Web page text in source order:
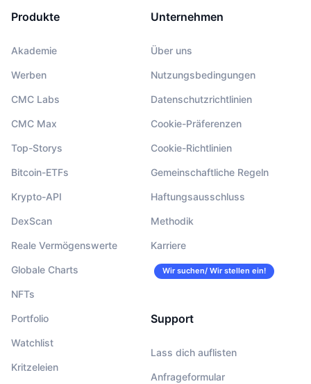
Produkte
Akademie
Werben
CMC Labs
CMC Max
Top-Storys
Bitcoin-ETFs
Krypto-API
DexScan
Reale Vermögenswerte
Globale Charts
NFTs
Portfolio
Watchlist
Kritzeleien
Unternehmen
Über uns
Nutzungsbedingungen
Datenschutzrichtlinien
Cookie-Präferenzen
Cookie-Richtlinien
Gemeinschaftliche Regeln
Haftungsausschluss
Methodik
Karriere
Wir suchen/ Wir stellen ein!
Support
Lass dich auflisten
Anfrageformular